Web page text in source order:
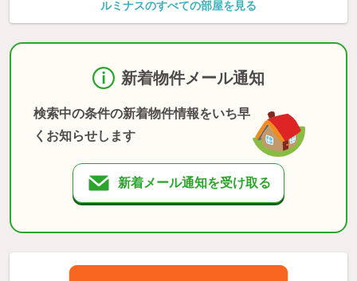
ルミナスのすべての部屋を見る
新着物件メール通知
検索中の条件の新着物件情報をいち早
くお知らせします
新着メール通知を受け取る